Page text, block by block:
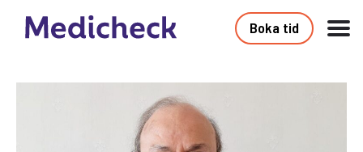
Boka tid